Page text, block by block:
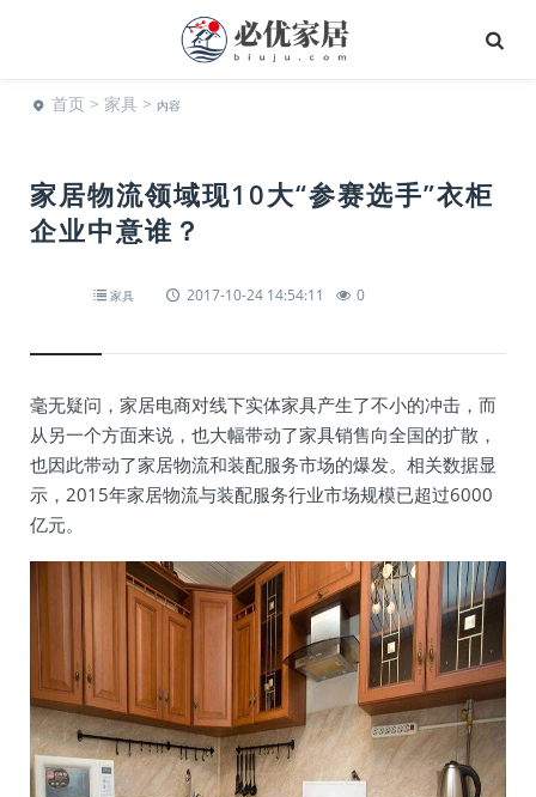
首页 > 家具 > 内容
家居物流领域现10大“参赛选手”衣柜
企业中意谁？
家具 2017-10-24 14:54:11 0
毫无疑问，家居电商对线下实体家具产生了不小的冲击，而
从另一个方面来说，也大幅带动了家具销售向全国的扩散，
也因此带动了家居物流和装配服务市场的爆发。相关数据显
示，2015年家居物流与装配服务行业市场规模已超过6000
亿元。